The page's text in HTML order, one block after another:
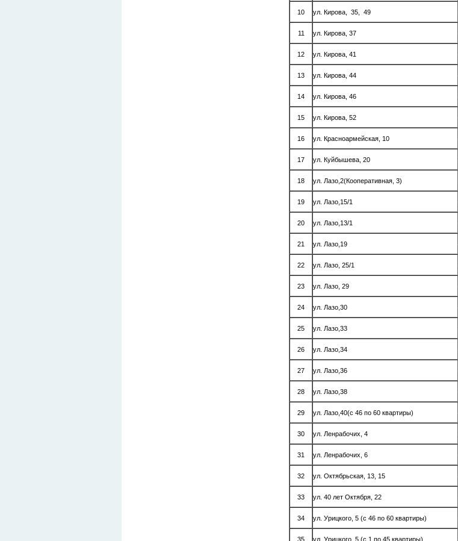
10 ул. Кирова, 35, 49
11 ул. Кирова, 37
12 ул. Кирова, 41
13 ул. Кирова, 44
14 ул. Кирова, 46
15 ул. Кирова, 52
16 ул. Красноармейская, 10
17 ул. Куйбышева, 20
18 ул. Лазо,2(Кооперативная, 3)
19 ул. Лазо,15/1
20 ул. Лазо,13/1
21 ул. Лазо,19
22 ул. Лазо, 25/1
23 ул. Лазо, 29
24 ул. Лазо,30
25 ул. Лазо,33
26 ул. Лазо,34
27 ул. Лазо,36
28 ул. Лазо,38
29 ул. Лазо,40(с 46 по 60 квартиры)
30 ул. Ленрабочих, 4
31 ул. Ленрабочих, 6
32 ул. Октябрьская, 13, 15
33 ул. 40 лет Октября, 22
34 ул. Урицкого, 5 (с 46 по 60 квартиры)
35 ул. Урицкого, 5 (с 1 по 45 квартиры)